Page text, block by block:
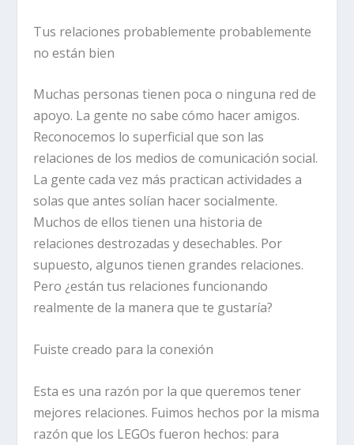
Tus relaciones probablemente probablemente
no están bien
Muchas personas tienen poca o ninguna red de
apoyo. La gente no sabe cómo hacer amigos.
Reconocemos lo superficial que son las
relaciones de los medios de comunicación social.
La gente cada vez más practican actividades a
solas que antes solían hacer socialmente.
Muchos de ellos tienen una historia de
relaciones destrozadas y desechables. Por
supuesto, algunos tienen grandes relaciones.
Pero ¿están tus relaciones funcionando
realmente de la manera que te gustaría?
Fuiste creado para la conexión
Esta es una razón por la que queremos tener
mejores relaciones. Fuimos hechos por la misma
razón que los LEGOs fueron hechos: para